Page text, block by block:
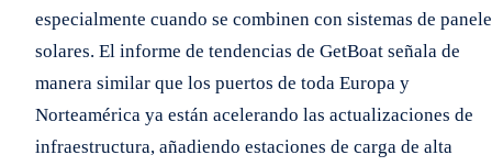
especialmente cuando se combinen con sistemas de
solares. El informe de tendencias de GetBoat señala de
manera similar que los puertos de toda Europa y
Norteamérica ya están acelerando las actualizaciones de
infraestructura, añadiendo estaciones de carga de alta